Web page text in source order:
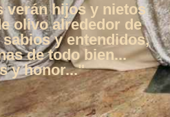
verán hijos y nietos
olivo alrededor de
y entendidos,
de todo bien...
y honor..."